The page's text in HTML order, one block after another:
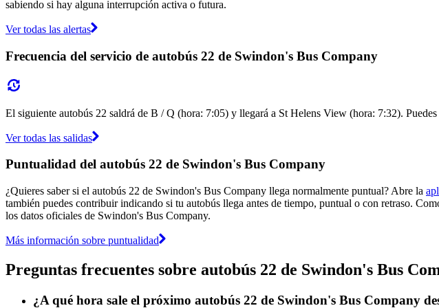
sabiendo si hay alguna interrupción activa o futura.
Ver todas las alertas
Frecuencia del servicio de autobús 22 de Swindon's Bus Company
El siguiente autobús 22 saldrá de B / Q (hora: 7:05) y llegará a St Helens View (hora: 7:32).
Ver todas las salidas
Puntualidad del autobús 22 de Swindon's Bus Company
¿Quieres saber si el autobús 22 de Swindon's Bus Company llega normalmente puntual? Abre la
también puedes contribuir indicando si tu autobús llega antes de tiempo, puntual o con retraso.
los datos oficiales de Swindon's Bus Company.
Más información sobre puntualidad
Preguntas frecuentes sobre autobús 22 de Swindon's Bus
¿A qué hora sale el próximo autobús 22 de Swindon's Bus Company